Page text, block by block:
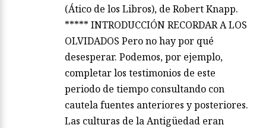
(Ático de los Libros), de Robert Knapp.
***** INTRODUCCIÓN RECORDAR A LOS
OLVIDADOS Pero no hay por qué
desesperar. Podemos, por ejemplo,
completar los testimonios de este
periodo de tiempo consultando con
cautela fuentes anteriores y posteriores.
Las culturas de la Antigüedad eran